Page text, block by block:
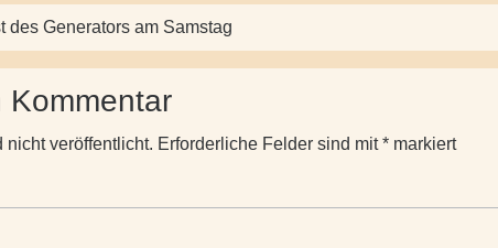
des Generators am Samstag
Kommentar
nicht veröffentlicht. Erforderliche Felder sind mit* markiert